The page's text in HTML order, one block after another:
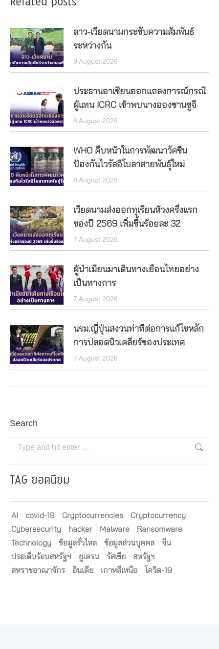
ลาว-เวียดนามกระชับความสัมพันธ์
ระหว่างกัน
9 August 2026
ประธานอาเซียนออกแถลงการณ์กรณี
ผู้แทน ICRC เข้าพบนางอองซานซูจี
8 August 2026
WHO คืบหน้าในการพัฒนาวัคซีน
ป้องกันไวรัสอีโบลาสายพันธุ์ใหม่
8 August 2026
เวียดนามส่งออกทุเรียนห้วงครึ่งแรก
ของปี 2569 เพิ่มขึ้นร้อยละ 32
7 August 2026
ผู้นำเมียนมาเดินทางเยือนไทยอย่าง
เป็นทางการ
7 August 2026
นรม.ญี่ปุ่นสงวนท่าทีต่อการแก้ไขหลัก
การปลอดนิวเคลียร์ของประเทศ
7 August 2026
Search
Search:
TAG ยอดนิยม
AI covid-19 Cryptocurrencies
Cryptocurrency
Cybersecurity
hacker Malware
Ransomware
Technology
ข้อมูลรั่วไหล ข้อมูลส่วนบุคคล
จีน
ประเด็นร้อนสหรัฐฯ
ยูเครน รัสเซีย
สหรัฐฯ
สหราชอาณาจักร
อินเดีย เกาหลีเหนือ โควิด-19